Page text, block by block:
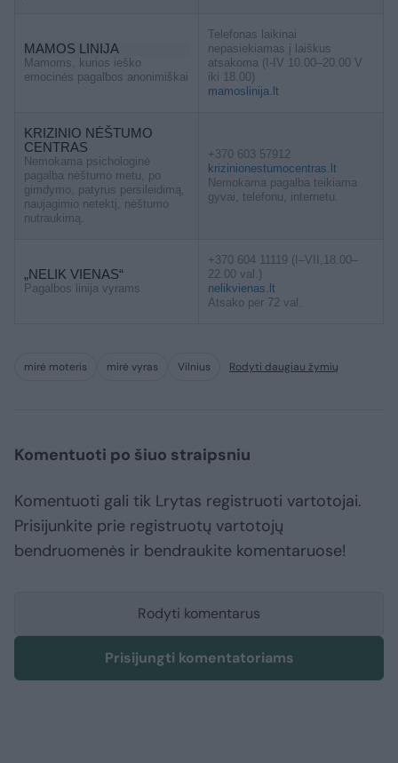
MAMOS LINIJA
Mamoms, kurios ieško
emocinės pagalbos anonimiškai
Telefonas laikinai
nepasiekiamas į laiškus
atsakoma (I-IV 10.00–20.00 V
iki 18.00)
mamoslinija.lt
KRIZINIO NĖŠTUMO
CENTRAS
Nemokama psichologinė
pagalba nėštumo metu, po
gimdymo, patyrus persileidimą,
naujagimio netektį, nėštumo
nutraukimą.
+370 603 57912
krizinionestumocentras.lt
Nemokama pagalba teikiama
gyvai, telefonu, internetu.
„NELIK VIENAS“
Pagalbos linija vyrams
+370 604 11119 (I–VII,18.00–
22.00 val.)
nelikvienas.lt
Atsako per 72 val.
mirė moteris mirė vyras Vilnius Rodyti daugiau žymių
Komentuoti po šiuo straipsniu
Komentuoti gali tik Lrytas registruoti vartotojai.
Prisijunkite prie registruotų vartotojų
bendruomenės ir bendraukite komentaruose!
Rodyti komentarus
Prisijungti komentatoriams